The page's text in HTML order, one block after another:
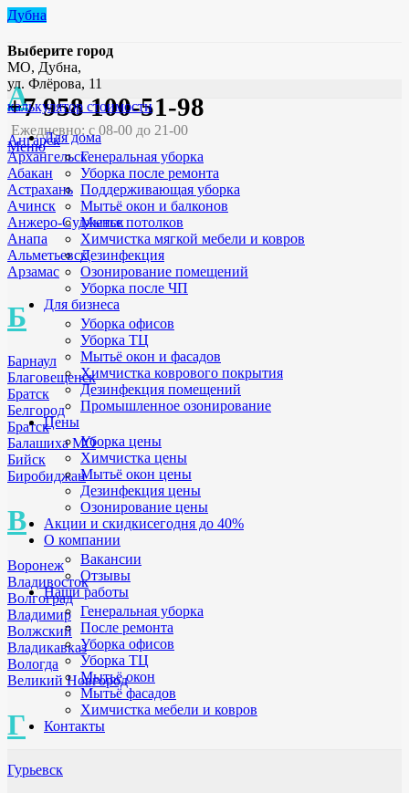
Дубна
Выберите город
А
Ангарск
Архангельск
Абакан
Астрахань
Ачинск
Анжеро-Судженск
Анапа
Альметьевск
Арзамас
Б
Барнаул
Благовещенск
Братск
Белгород
Братск
Балашиха МО
Бийск
Биробиджан
В
Воронеж
Владивосток
Волгоград
Владимир
Волжский
Владикавказ
Вологда
Великий Новгород
Г
Гурьевск
МО, Дубна,
ул. Флёрова, 11
+7 958 100-51-98
Ежедневно: с 08-00 до 21-00
Меню
калькулятор стоимости
Для дома
Генеральная уборка
Уборка после ремонта
Поддерживающая уборка
Мытьё окон и балконов
Мытье потолков
Химчистка мягкой мебели и ковров
Дезинфекция
Озонирование помещений
Уборка после ЧП
Для бизнеса
Уборка офисов
Уборка ТЦ
Мытьё окон и фасадов
Химчистка коврового покрытия
Дезинфекция помещений
Промышленное озонирование
Цены
Уборка цены
Химчистка цены
Мытьё окон цены
Дезинфекция цены
Озонирование цены
Акции и скидкисегодня до 40%
О компании
Вакансии
Отзывы
Наши работы
Генеральная уборка
После ремонта
Уборка офисов
Уборка ТЦ
Мытьё окон
Мытьё фасадов
Химчистка мебели и ковров
Контакты